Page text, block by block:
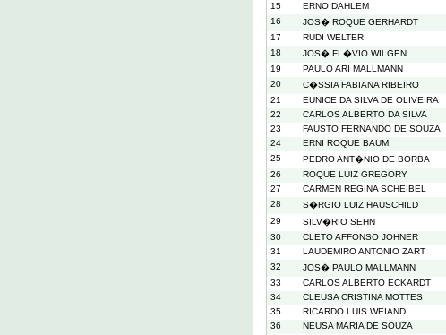
15
ERNO DAHLEM
16
JOS� ROQUE GERHARDT
17
RUDI WELTER
18
JOS� FL�VIO WILGEN
19
PAULO ARI MALLMANN
20
C�SSIA FABIANA RIBEIRO
21
EUNICE DA SILVA DE OLIVEIRA
22
CARLOS ALBERTO DA SILVA
23
FAUSTO FERNANDO DE SOUZA
24
ERNI ROQUE BAUM
25
PEDRO ANT�NIO DE BORBA
26
ROQUE LUIZ GREGORY
27
CARMEN REGINA SCHEIBEL
28
S�RGIO LUIZ HAUSCHILD
29
SILV�RIO SEHN
30
CLETO AFFONSO JOHNER
31
LAUDEMIRO ANTONIO ZART
32
JOS� PAULO MALLMANN
33
CARLOS ALBERTO ECKARDT
34
CLEUSA CRISTINA MOTTES
35
RICARDO LUIS WEIAND
36
NEUSA MARIA DE SOUZA